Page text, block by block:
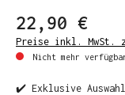
22,90 €
Preise inkl. MwSt.
Nicht mehr
✔️ Exklusive Auswahl